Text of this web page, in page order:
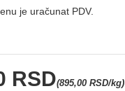
RSD(895,00 RSD/kg)
je uračunat PDV.